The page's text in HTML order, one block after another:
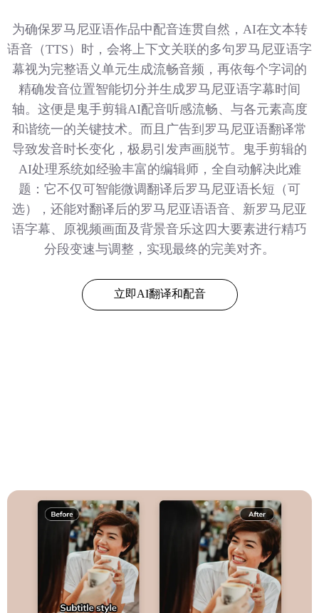
为确保罗马尼亚语作品中配音连贯自然，AI在文本转
语音（TTS）时，会将上下文关联的多句罗马尼亚语字
幕视为完整语义单元生成流畅音频，再依每个字词的
精确发音位置智能切分并生成罗马尼亚语字幕时间
轴。这便是鬼手剪辑AI配音听感流畅、与各元素高度
和谐统一的关键技术。而且广告到罗马尼亚语翻译常
导致发音时长变化，极易引发声画脱节。鬼手剪辑的
AI处理系统如经验丰富的编辑师，全自动解决此难
题：它不仅可智能微调翻译后罗马尼亚语长短（可
选），还能对翻译后的罗马尼亚语语音、新罗马尼亚
语字幕、原视频画面及背景音乐这四大要素进行精巧
分段变速与调整，实现最终的完美对齐。
立即AI翻译和配音